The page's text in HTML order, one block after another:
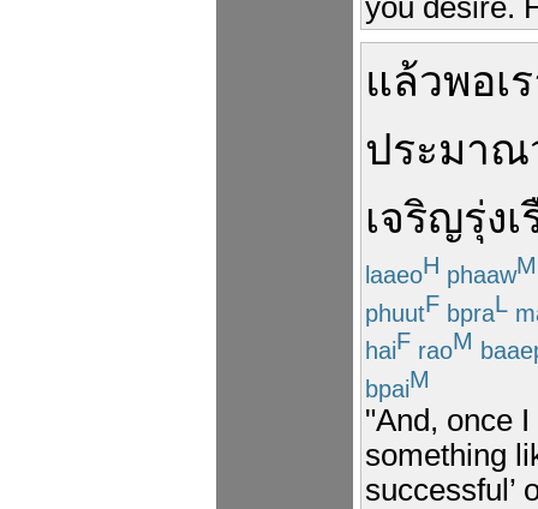
you desire.
แล้วพอเ
ประมาณ
เจริญรุ่งเ
laaeoH phaawM
phuutF bpraL
haiF raoM
bpaiM
"And, once
something
successful’